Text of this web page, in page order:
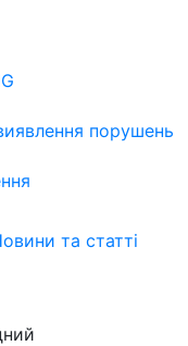
порушень
та статті